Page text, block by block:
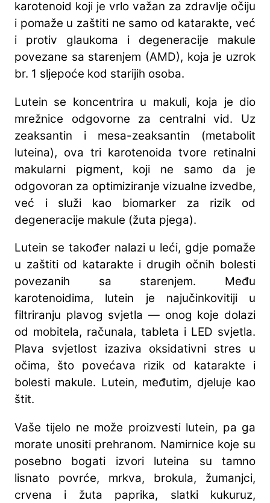
karotenoid koji je vrlo važan za zdravlje očiju
i pomaže u zaštiti ne samo od katarakte, već
i protiv glaukoma i degeneracije makule
povezane sa starenjem (AMD), koja je uzrok
br. 1 sljepoće kod starijih osoba.
Lutein se koncentrira u makuli, koja je dio
mrežnice odgovorne za centralni vid. Uz
zeaksantin i mesa-zeaksantin (metabolit
luteina), ova tri karotenoida tvore retinalni
makularni pigment, koji ne samo da je
odgovoran za optimiziranje vizualne izvedbe,
već i služi kao biomarker za rizik od
degeneracije makule (žuta pjega).
Lutein se također nalazi u leći, gdje pomaže
u zaštiti od katarakte i drugih očnih bolesti
povezanih sa starenjem. Među
karotenoidima, lutein je najučinkovitiji u
filtriranju plavog svjetla — onog koje dolazi
od mobitela, računala, tableta i LED svjetla.
Plava svjetlost izaziva oksidativni stres u
očima, što povećava rizik od katarakte i
bolesti makule. Lutein, međutim, djeluje kao
štit.
Vaše tijelo ne može proizvesti lutein, pa ga
morate unositi prehranom. Namirnice koje su
posebno bogati izvori luteina su tamno
lisnato povrće, mrkva, brokula, žumanjci,
crvena i žuta paprika, slatki kukuruz,